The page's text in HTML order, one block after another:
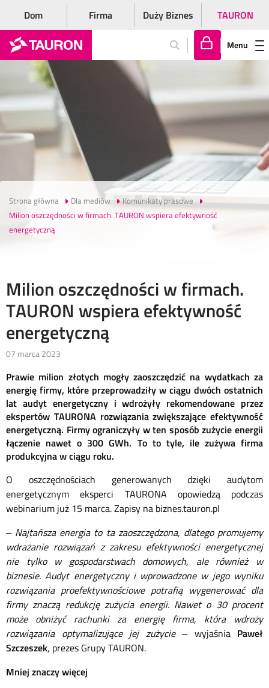
Dom Firma Duży Biznes TAURON
lo
gu
j
ę
Menu
Strona główna Dla mediów
Komunikaty prasowe
Milion oszczędności w firmach. TAURON wspiera efektywność
energetyczną
Milion oszczędności w firmach.
TAURON wspiera efektywność
energetyczną
07 marca 2023
Prawie milion złotych mogły zaoszczędzić na wydatkach za
energię firmy, które przeprowadziły w ciągu dwóch ostatnich
lat audyt energetyczny i wdrożyły rekomendowane przez
ekspertów TAURONA rozwiązania zwiększające efektywność
energetyczną. Firmy ograniczyły w ten sposób zużycie energii
łączenie nawet o 300 GWh. To to tyle, ile zużywa firma
produkcyjna w ciągu roku.
O oszczędnościach generowanych dzięki audytom
energetycznym eksperci TAURONA opowiedzą podczas
webinarium już 15 marca. Zapisy na biznes.tauron.pl
– Najtańsza energia to ta zaoszczędzona, dlatego promujemy
wdrażanie rozwiązań z zakresu efektywności energetycznej
nie tylko w gospodarstwach domowych, ale również w
biznesie. Audyt energetyczny i wprowadzone w jego wyniku
rozwiązania proefektywnościowe potrafią wygenerować dla
firmy znaczą redukcję zużycia energii. Nawet o 30 procent
może obniżyć rachunki za energię firma, która wdroży
rozwiązania optymalizujące jej zużycie – wyjaśnia Paweł
Szczeszek, prezes Grupy TAURON.
Mniej znaczy więcej